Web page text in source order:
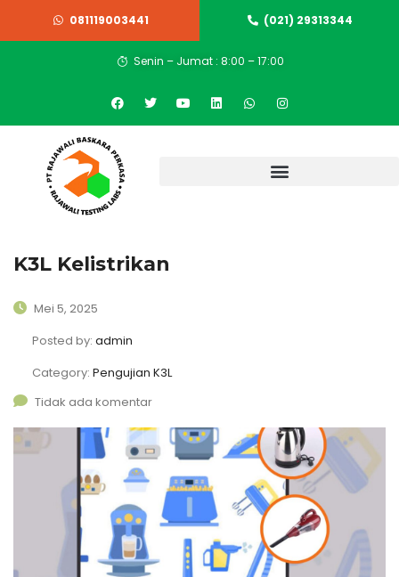
081119003441 (021) 29313344
Senin – Jumat : 8:00 – 17:00
K3L Kelistrikan
Mei 5, 2025
Posted by: admin
Category: Pengujian K3L
Tidak ada komentar